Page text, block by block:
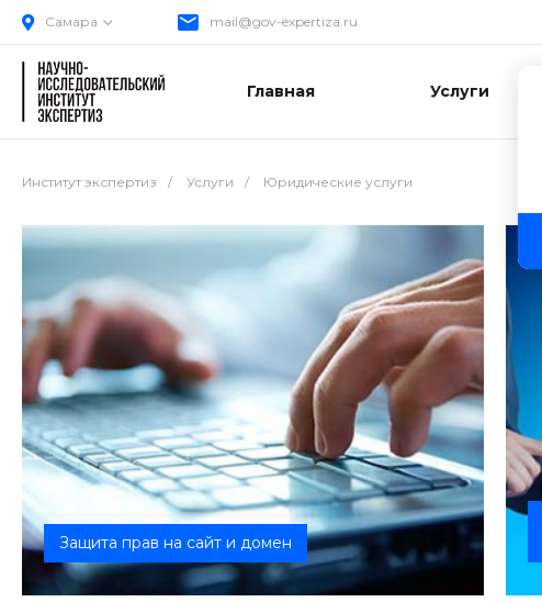
Самара mail@gov-expertiza.ru
Главная Услуги
Институт экспертиз / Услуги / Юридические услуги
Защита прав на сайт и домен